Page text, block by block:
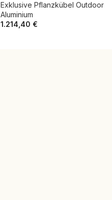
Exklusive Pflanzkübel Outdoor
Aluminium
1.214,40 €